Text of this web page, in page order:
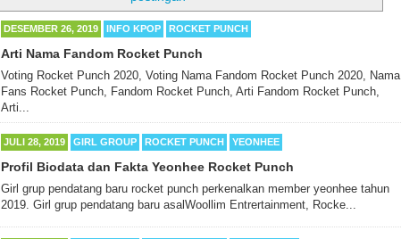
DESEMBER 26, 2019 INFO KPOP ROCKET PUNCH
Arti Nama Fandom Rocket Punch
Voting Rocket Punch 2020, Voting Nama Fandom Rocket Punch 2020, Nama
Fans Rocket Punch, Fandom Rocket Punch, Arti Fandom Rocket Punch,
Arti...
JULI 28, 2019 GIRL GROUP ROCKET PUNCH YEONHEE
Profil Biodata dan Fakta Yeonhee Rocket Punch
Girl grup pendatang baru rocket punch perkenalkan member yeonhee tahun
2019. Girl grup pendatang baru asalWoollim Entrertainment, Rocke...